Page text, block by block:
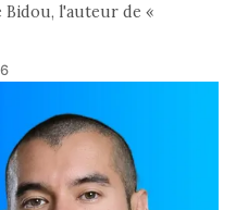
Bidou, l'auteur de «